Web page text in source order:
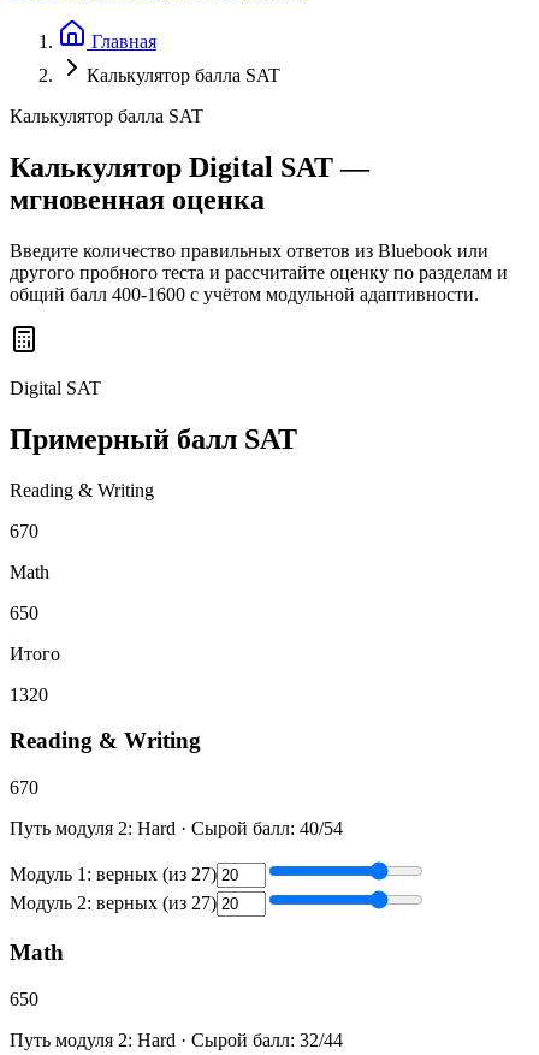
Главная
Калькулятор балла SAT
Калькулятор балла SAT
Калькулятор Digital SAT —
мгновенная оценка
Введите количество правильных ответов из Bluebook или
другого пробного теста и рассчитайте оценку по разделам и
общий балл 400-1600 с учётом модульной адаптивности.
Digital SAT
Примерный балл SAT
Reading & Writing
670
Math
650
Итого
1320
Reading & Writing
670
Путь модуля 2: Hard · Сырой балл: 40/54
Модуль 1: верных (из 27)
Модуль 2: верных (из 27)
Math
650
Путь модуля 2: Hard · Сырой балл: 32/44